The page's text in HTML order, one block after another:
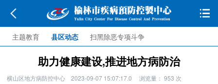
主题教育 县区动态 扫黑除恶专项斗争
助力健康建设,推进地方病防治
横山区地方病防控中心 2023-09-07 15:07:17.0 浏览量： 953 次